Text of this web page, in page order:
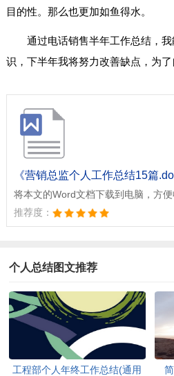
目的性。那么也更加如鱼得水。
通过电话销售半年工作总结，
识，下半年我将努力改善缺点，为了
《营销总监个人工作总结15篇
将本文的Word文档下载到电脑，方
推荐度：
个人总结图文推荐
工程部个人年终工作总结(通用